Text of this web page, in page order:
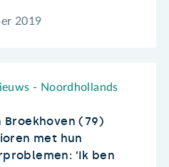
2019
- Noordhollands
Broekhoven (79)
met hun
’Ik ben